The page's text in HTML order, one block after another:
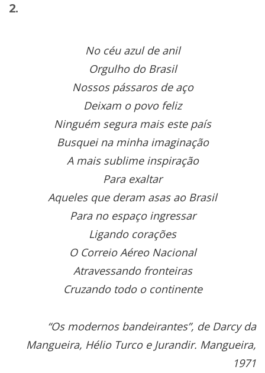
2.
No céu azul de anil
Orgulho do Brasil
Nossos pássaros de aço
Deixam o povo feliz
Ninguém segura mais este país
Busquei na minha imaginação
A mais sublime inspiração
Para exaltar
Aqueles que deram asas ao Brasil
Para no espaço ingressar
Ligando corações
O Correio Aéreo Nacional
Atravessando fronteiras
Cruzando todo o continente
“Os modernos bandeirantes”, de Darcy da
Mangueira, Hélio Turco e Jurandir. Mangueira,
1971